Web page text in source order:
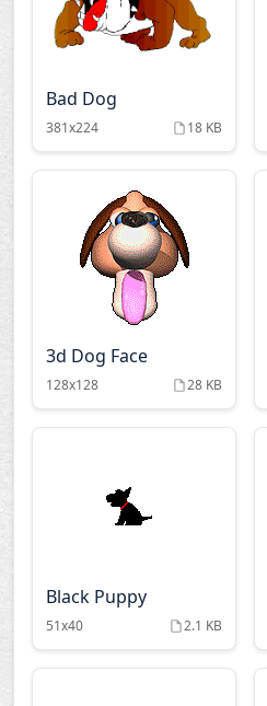
Bad Dog
381x224 18 KB
3d Dog Face
128x128 28 KB
Black Puppy
51x40 2.1 KB